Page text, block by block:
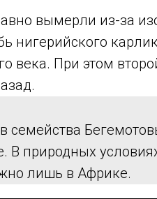
вымерли из-за
нигерийского
века. При этом
семейства
природных
лишь в Африке.